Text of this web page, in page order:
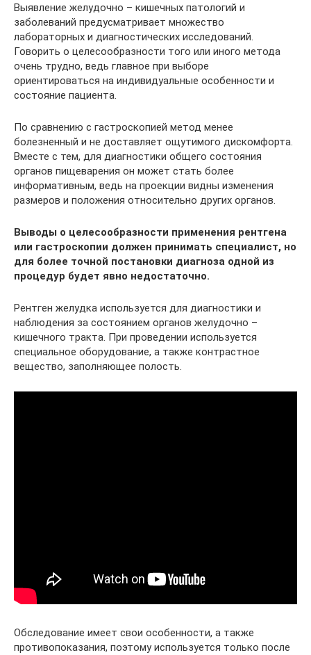
Выявление желудочно – кишечных патологий и
заболеваний предусматривает множество
лабораторных и диагностических исследований.
Говорить о целесообразности того или иного метода
очень трудно, ведь главное при выборе
ориентироваться на индивидуальные особенности и
состояние пациента.
По сравнению с гастроскопией метод менее
болезненный и не доставляет ощутимого дискомфорта.
Вместе с тем, для диагностики общего состояния
органов пищеварения он может стать более
информативным, ведь на проекции видны изменения
размеров и положения относительно других органов.
Выводы о целесообразности применения рентгена
или гастроскопии должен принимать специалист, но
для более точной постановки диагноза одной из
процедур будет явно недостаточно.
Рентген желудка используется для диагностики и
наблюдения за состоянием органов желудочно –
кишечного тракта. При проведении используется
специальное оборудование, а также контрастное
вещество, заполняющее полость.
Обследование имеет свои особенности, а также
противопоказания, поэтому используется только после